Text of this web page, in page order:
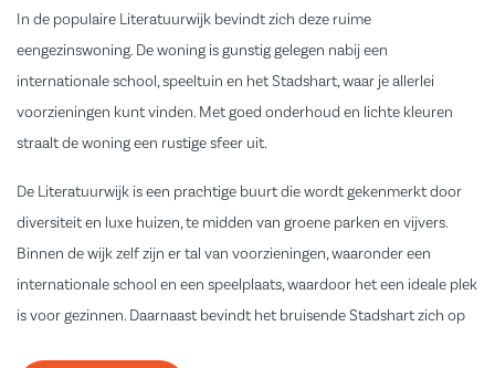
In de populaire Literatuurwijk bevindt zich deze ruime
eengezinswoning. De woning is gunstig gelegen nabij een
internationale school, speeltuin en het Stadshart, waar je allerlei
voorzieningen kunt vinden. Met goed onderhoud en lichte kleuren
straalt de woning een rustige sfeer uit.
De Literatuurwijk is een prachtige buurt die wordt gekenmerkt door
diversiteit en luxe huizen, te midden van groene parken en vijvers.
Binnen de wijk zelf zijn er tal van voorzieningen, waaronder een
internationale school en een speelplaats, waardoor het een ideale plek
is voor gezinnen. Daarnaast bevindt het bruisende Stadshart zich op